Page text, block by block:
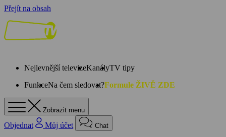
Přejít na obsah
Nejlevnější televizeKanályTV tipy
FunkceNa čem sledovat?Formule ŽIVĚ ZDE
Zobrazit menu
Objednat Můj účet Chat